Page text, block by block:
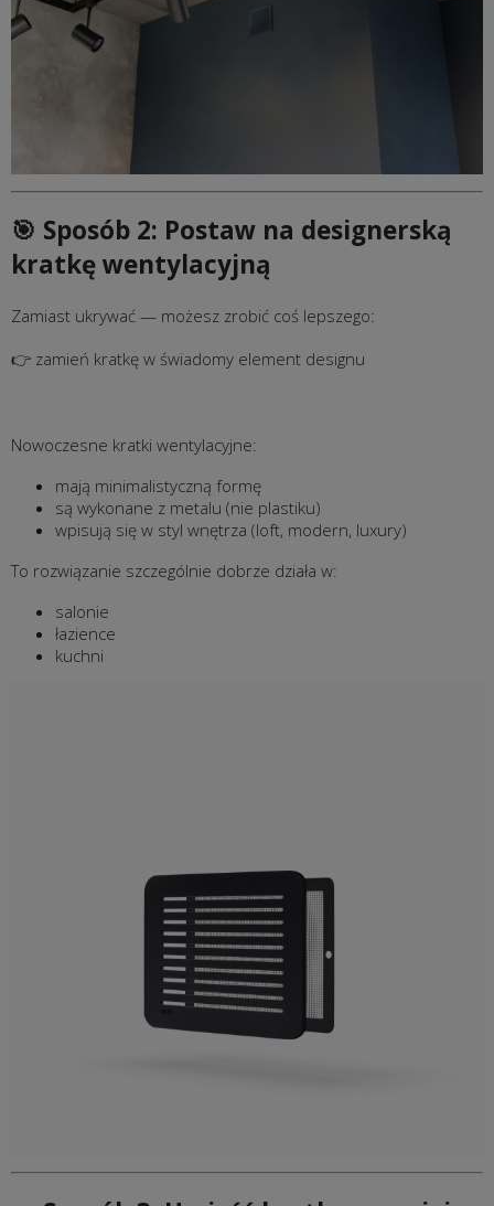
🎯 Sposób 2: Postaw na designerską
kratkę wentylacyjną
Zamiast ukrywać — możesz zrobić coś lepszego:
👉 zamień kratkę w świadomy element designu
Nowoczesne kratki wentylacyjne:
mają minimalistyczną formę
są wykonane z metalu (nie plastiku)
wpisują się w styl wnętrza (loft, modern, luxury)
To rozwiązanie szczególnie dobrze działa w:
salonie
łazience
kuchni